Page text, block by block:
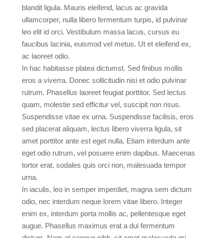
blandit ligula. Mauris eleifend, lacus ac gravida
ullamcorper, nulla libero fermentum turpis, id pulvinar
leo elit id orci. Vestibulum massa lacus, cursus eu
faucibus lacinia, euismod vel metus. Ut et eleifend ex,
ac laoreet odio.
In hac habitasse platea dictumst. Sed finibus mollis
eros a viverra. Donec sollicitudin nisi et odio pulvinar
rutrum. Phasellus laoreet feugiat porttitor. Sed lectus
quam, molestie sed efficitur vel, suscipit non risus.
Suspendisse vitae ex urna. Suspendisse facilisis, eros
sed placerat aliquam, lectus libero viverra ligula, sit
amet porttitor ante est eget nulla. Etiam interdum ante
eget odio rutrum, vel posuere enim dapibus. Maecenas
tortor erat, sodales quis orci non, malesuada tempor
urna.
In iaculis, leo in semper imperdiet, magna sem dictum
odio, nec interdum neque lorem vitae libero. Integer
enim ex, interdum porta mollis ac, pellentesque eget
augue. Phasellus maximus erat a dui fermentum